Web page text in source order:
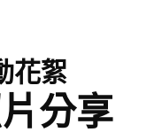
花絮
分享